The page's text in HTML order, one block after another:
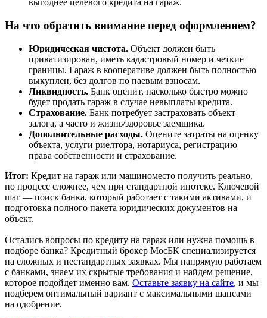
выгоднее целевого кредита на гараж.
На что обратить внимание перед оформлением?
Юридическая чистота. Объект должен быть
приватизирован, иметь кадастровый номер и четкие
границы. Гараж в кооперативе должен быть полностью
выкуплен, без долгов по паевым взносам.
Ликвидность. Банк оценит, насколько быстро можно
будет продать гараж в случае невыплаты кредита.
Страхование. Банк потребует застраховать объект
залога, а часто и жизнь/здоровье заемщика.
Дополнительные расходы. Оцените затраты на оценку
объекта, услуги риелтора, нотариуса, регистрацию
права собственности и страхование.
Итог: Кредит на гараж или машиноместо получить реально,
но процесс сложнее, чем при стандартной ипотеке. Ключевой
шаг — поиск банка, который работает с такими активами, и
подготовка полного пакета юридических документов на
объект.
Остались вопросы по кредиту на гараж или нужна помощь в
подборе банка? Кредитный брокер МосБК специализируется
на сложных и нестандартных заявках. Мы напрямую работаем
с банками, знаем их скрытые требования и найдем решение,
которое подойдет именно вам. Оставьте заявку на сайте, и мы
подберем оптимальный вариант с максимальными шансами
на одобрение.